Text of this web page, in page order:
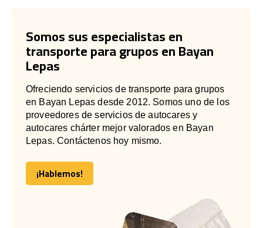
Somos sus especialistas en
transporte para grupos en Bayan
Lepas
Ofreciendo servicios de transporte para grupos
en Bayan Lepas desde 2012. Somos uno de los
proveedores de servicios de autocares y
autocares chárter mejor valorados en Bayan
Lepas. Contáctenos hoy mismo.
¡Hablemos!
¡Hablemos!